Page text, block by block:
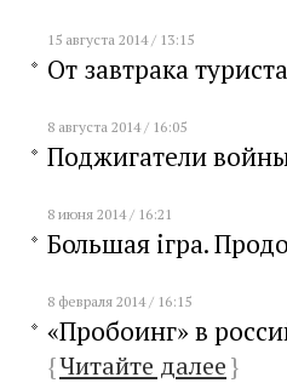
15 августа 2014 / 13:15
От завтрака
8 августа 2014 / 16:05
Поджигатели
8 июня 2014 / 16:21
Большая iгра.
8 февраля 2014 / 16:15
«Пробоинг» в
{Читайте далее}